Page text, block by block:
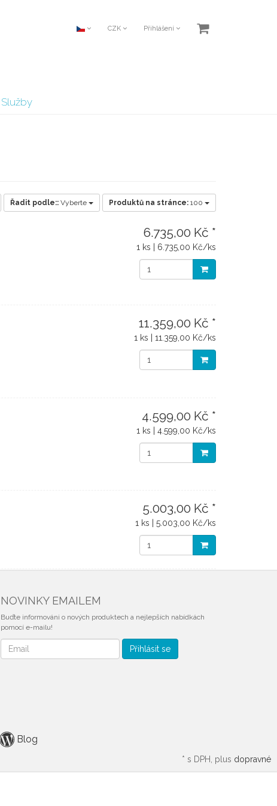
CZK Přihlášení
Služby
Řadit podle:: Vyberte Produktů na stránce: 100
6.735,00 Kč *
1 ks | 6.735,00 Kč/ks
11.359,00 Kč *
1 ks | 11.359,00 Kč/ks
4.599,00 Kč *
1 ks | 4.599,00 Kč/ks
5.003,00 Kč *
1 ks | 5.003,00 Kč/ks
NOVINKY EMAILEM
Buďte informováni o nových produktech a nejlepších nabídkách
pomocí e-mailu!
Novinky
emailem
Přihlásit se
Blog
* s DPH, plus dopravné